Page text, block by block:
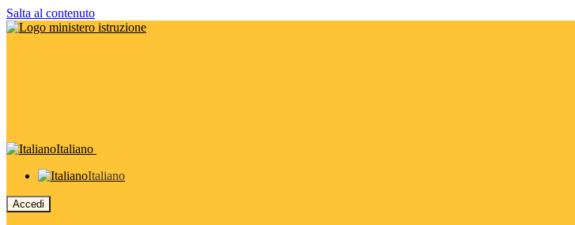
Salta al contenuto
Italiano
Italiano
Accedi